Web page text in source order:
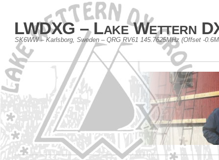
LWDXG – Lake Wettern
SK6WW – Karlsborg, Sweden – QRG RV61 145.7625MHz (Offset -